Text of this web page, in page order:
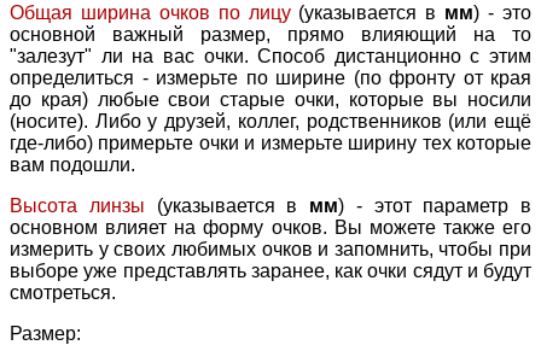
Общая ширина очков по лицу(указывается в мм) - это
основной важный размер, прямо влияющий на то
"залезут" ли на вас очки. Способ дистанционно с этим
определиться - измерьте по ширине (по фронту от края
до края) любые свои старые очки, которые вы носили
(носите). Либо у друзей, коллег, родственников (или ещё
где-либо) примерьте очки и измерьте ширину тех которые
вам подошли.
Высота линзы (указывается в мм) - этот параметр в
основном влияет на форму очков. Вы можете также его
измерить у своих любимых очков и запомнить, чтобы при
выборе уже представлять заранее, как очки сядут и будут
смотреться.
Размер: